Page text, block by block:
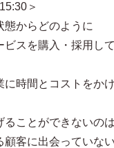
＞
態からどのように
ビスを購入・採用し
に時間とコストをか
ることができないの
客に出会っていな